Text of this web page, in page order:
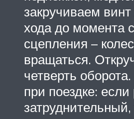
закручиваем винт
хода до момента
сцепления –
вращаться.
четверть
при поездке: если
затруднительный,